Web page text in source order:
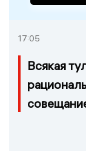
17:05
Всякая